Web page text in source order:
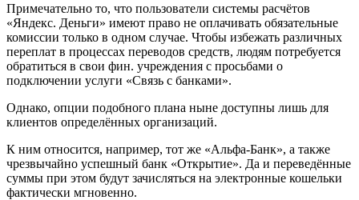
Примечательно то, что пользователи системы расчётов
«Яндекс. Деньги» имеют право не оплачивать обязательные
комиссии только в одном случае. Чтобы избежать различных
переплат в процессах переводов средств, людям потребуется
обратиться в свои фин. учреждения с просьбами о
подключении услуги «Связь с банками».
Однако, опции подобного плана ныне доступны лишь для
клиентов определённых организаций.
К ним относится, например, тот же «Альфа-Банк», а также
чрезвычайно успешный банк «Открытие». Да и переведённые
суммы при этом будут зачисляться на электронные кошельки
фактически мгновенно.